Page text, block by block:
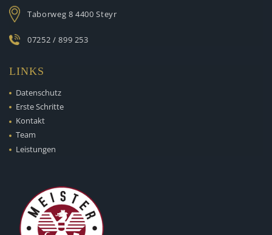
Taborweg 8 4400 Steyr
07252 / 899 253
LINKS
Datenschutz
Erste Schritte
Kontakt
Team
Leistungen